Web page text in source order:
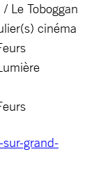
Le Toboggan
cinéma
grand-